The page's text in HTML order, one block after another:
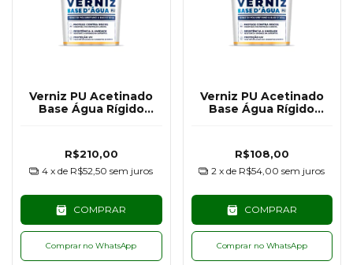
Verniz PU Acetinado
Base Água Rígido
R$210,00
4 x de R$52,50 sem juros
COMPRAR
Comprar no WhatsApp
Verniz PU Acetinado
Base Água Rígido
R$108,00
2 x de R$54,00 sem juros
COMPRAR
Comprar no WhatsApp